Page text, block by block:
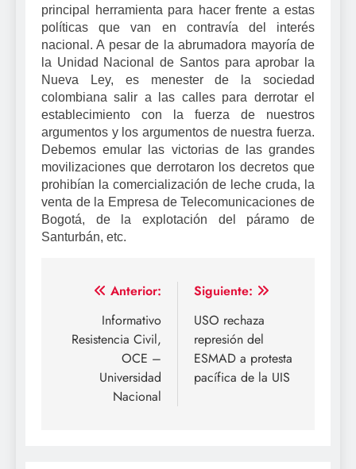
principal herramienta para hacer frente a estas
políticas que van en contravía del interés
nacional. A pesar de la abrumadora mayoría de
la Unidad Nacional de Santos para aprobar la
Nueva Ley, es menester de la sociedad
colombiana salir a las calles para derrotar el
establecimiento con la fuerza de nuestros
argumentos y los argumentos de nuestra fuerza.
Debemos emular las victorias de las grandes
movilizaciones que derrotaron los decretos que
prohibían la comercialización de leche cruda, la
venta de la Empresa de Telecomunicaciones de
Bogotá, de la explotación del páramo de
Santurbán, etc.
Navegación
entradas
Anterior:
Informativo
Resistencia Civil,
OCE –
Universidad
Nacional
Siguiente:
USO rechaza
represión del
ESMAD a protesta
pacífica de la UIS